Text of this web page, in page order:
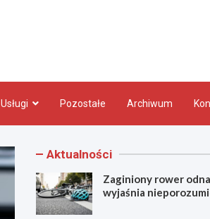
Usługi Pozostałe Archiwum
Aktualności
Zaginiony rower
wyjaśnia